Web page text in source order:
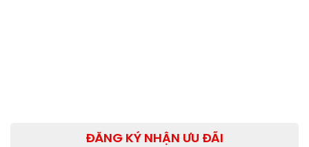
ĐĂNG KÝ NHẬN ƯU ĐÃI